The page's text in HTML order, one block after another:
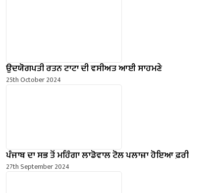
ਉਦਯੋਗਪਤੀ ਰਤਨ ਟਾਟਾ ਦੀ ਵਸੀਅਤ ਆਈ ਸਾਹਮਣੇ
25th October 2024
ਪੰਜਾਬ ਦਾ ਸਭ ਤੋਂ ਮਹਿੰਗਾ ਲਾਡੋਵਾਲ ਟੋਲ ਪਲਾਜ਼ਾ ਹੋਇਆ ਫ਼ਰੀ
27th September 2024